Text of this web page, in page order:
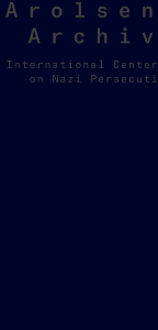
Arolsen
Archives